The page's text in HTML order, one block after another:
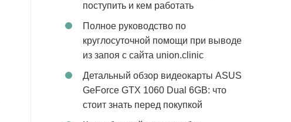
поступить и кем работать
Полное руководство по
круглосуточной помощи при выводе
из запоя с сайта union.clinic
Детальный обзор видеокарты ASUS
GeForce GTX 1060 Dual 6GB: что
стоит знать перед покупкой